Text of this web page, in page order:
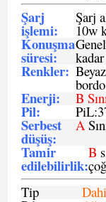
Şarj
işlemi:
Şarj
10w
Konuşma
süresi:
Renkler:
Enerji: B
Pil:
Serbest
düşüş:
A
Tamir
edilebilirlik:
B
Tip